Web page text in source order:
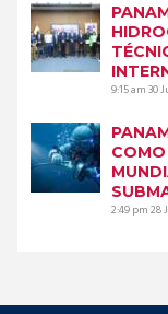
9:15 am30
2:49 pm28